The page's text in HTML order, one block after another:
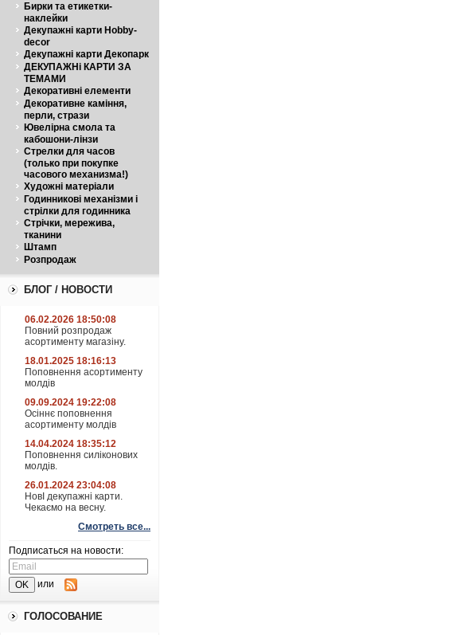
Бирки та етикетки-
наклейки
Декупажні карти Hobby-
decor
Декупажні карти Декопарк
ДЕКУПАЖНі КАРТИ ЗА
ТЕМАМИ
Декоративні елементи
Декоративне каміння,
перли, стрази
Ювелірна смола та
кабошони-лінзи
Стрелки для часов
(только при покупке
часового механизма!)
Художні матеріали
Годинникові механізми і
стрілки для годинника
Стрічки, мережива,
тканини
Штамп
Розпродаж
БЛОГ / НОВОСТИ
06.02.2026 18:50:08
Повний розпродаж
асортименту магазіну.
18.01.2025 18:16:13
Поповнення асортименту
молдів
09.09.2024 19:22:08
Осіннє поповнення
асортименту молдів
14.04.2024 18:35:12
Поповнення силіконових
молдів.
26.01.2024 23:04:08
НовІ декупажні карти.
Чекаємо на весну.
Смотреть все...
Подписаться на новости:
или
ГОЛОСОВАНИЕ